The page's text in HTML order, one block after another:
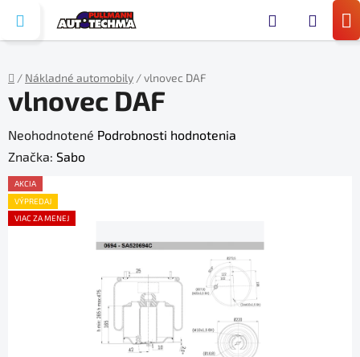
obsah
Domov
/ Nákladné automobily /vlnovec DAF
vlnovec DAF
Priemerné
hodnotenie
produktu
je
0,0
Neohodnotené Podrobnosti hodnotenia
Značka: Sabo
AKCIA
VÝPREDAJ
VIAC ZA MENEJ